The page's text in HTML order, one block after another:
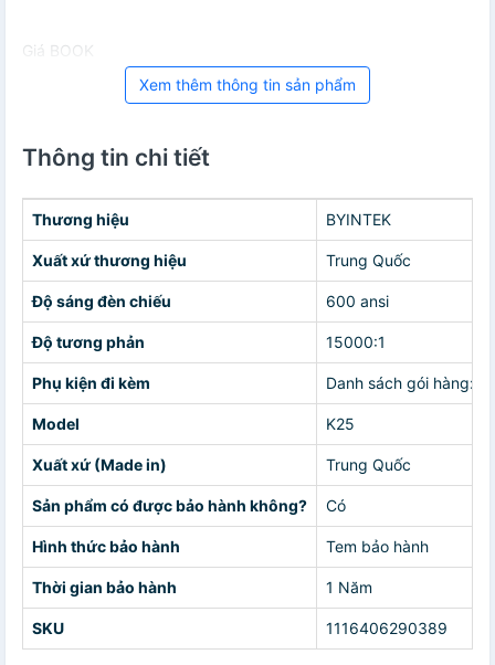
Giá BOOK
Xem thêm thông tin sản phẩm
Thông tin chi tiết
Thương hiệu BYINTEK
Xuất xứ thương hiệu Trung Quốc
Độ sáng đèn chiếu 600 ansi
Độ tương phản 15000:1
Phụ kiện đi kèm Danh sách gói hàng:1
Model K25
Xuất xứ (Made in) Trung Quốc
Sản phẩm có được bảo hành không? Có
Hình thức bảo hành Tem bảo hành
Thời gian bảo hành 1 Năm
SKU 1116406290389